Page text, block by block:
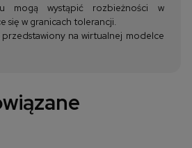
mogą wystąpić rozbieżności w
się w granicach tolerancji.
na wirtualnej modelce